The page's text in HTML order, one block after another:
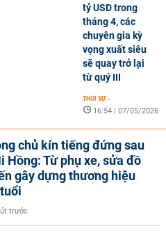
tỷ USD trong
tháng 4, các
chuyên gia kỳ
vọng xuất siêu
sẽ quay trở lại
từ quý III
THỜI SỰ -
16:54 | 07/05/2026
chủ kín tiếng đứng sau
Hồng: Từ phụ xe, sửa đồ
gây dựng thương hiệu
trước